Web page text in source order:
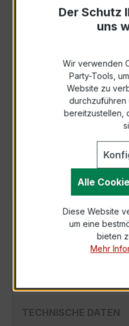
Zur
Als
BESCHREIBUNG
Der Hochfrequenz
XKBR 42 1000/1A 5VA
TECHNISCHE DATEN
Der Schutz
uns
Wir verwenden
Party-Tools,
Website zu
durchzuführen
bereitzustellen,
Alle
Diese Website
um eine
bieten
Mehr